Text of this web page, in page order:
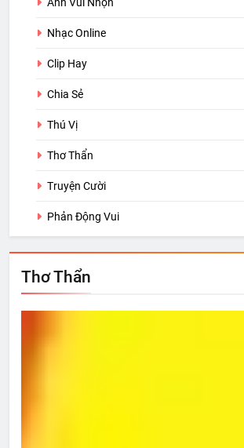
Nhạc Online
Clip Hay
Chia Sẻ
Thú Vị
Thơ Thẩn
Truyện Cười
Phản Động Vui
Thơ Thẩn